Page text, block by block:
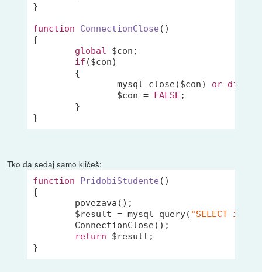
}
function ConnectionClose ()
{
global $con;
if ($con)
		mysql_close($con)
or die
		$con =
FALSE ;
}
Tko da sedaj samo kličeš:
function PridobiStudente ()
{
	$result = mysql_query(
"SELECT
return $result;
}